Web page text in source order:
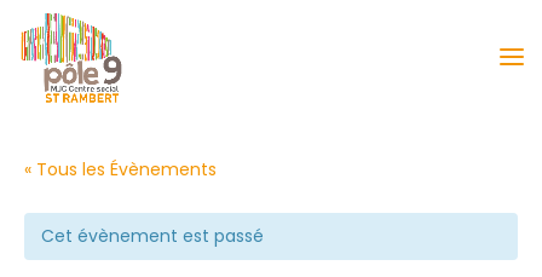
« Tous les Évènements
Cet évènement est passé